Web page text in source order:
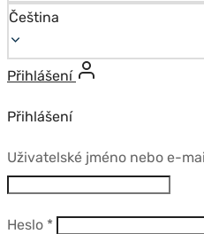
Čeština
Přihlášení
Přihlášení
Uživatelské jméno nebo e-
Heslo *Povinné